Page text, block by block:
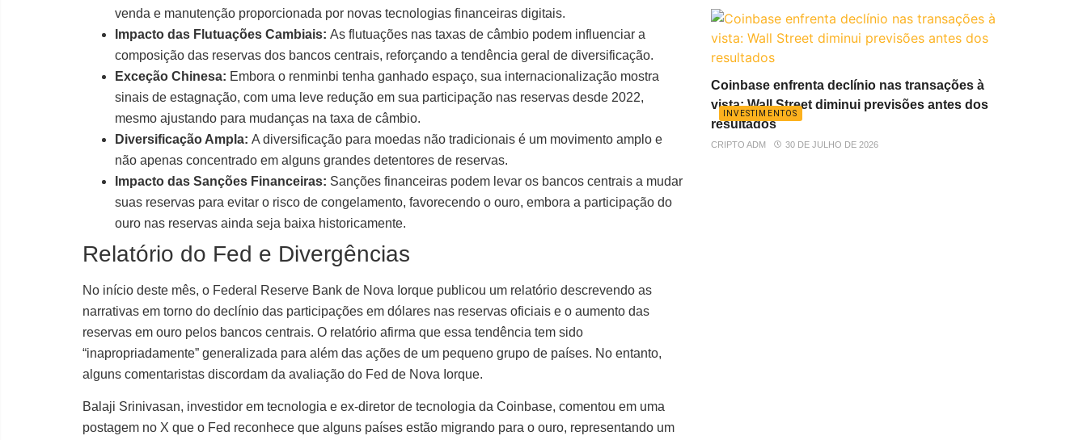
venda e manutenção proporcionada por novas tecnologias financeiras digitais.
Impacto das Flutuações Cambiais: As flutuações nas taxas de câmbio podem influenciar a
composição das reservas dos bancos centrais, reforçando a tendência geral de diversificação.
Exceção Chinesa: Embora o renminbi tenha ganhado espaço, sua internacionalização mostra
sinais de estagnação, com uma leve redução em sua participação nas reservas desde 2022,
mesmo ajustando para mudanças na taxa de câmbio.
Diversificação Ampla: A diversificação para moedas não tradicionais é um movimento amplo e
não apenas concentrado em alguns grandes detentores de reservas.
Impacto das Sanções Financeiras: Sanções financeiras podem levar os bancos centrais a mudar
suas reservas para evitar o risco de congelamento, favorecendo o ouro, embora a participação do
ouro nas reservas ainda seja baixa historicamente.
Relatório do Fed e Divergências
No início deste mês, o Federal Reserve Bank de Nova Iorque publicou um relatório descrevendo as
narrativas em torno do declínio das participações em dólares nas reservas oficiais e o aumento das
reservas em ouro pelos bancos centrais. O relatório afirma que essa tendência tem sido
“inapropriadamente” generalizada para além das ações de um pequeno grupo de países. No entanto,
alguns comentaristas discordam da avaliação do Fed de Nova Iorque.
Balaji Srinivasan, investidor em tecnologia e ex-diretor de tecnologia da Coinbase, comentou em uma
postagem no X que o Fed reconhece que alguns países estão migrando para o ouro, representando um
INVESTIMENTOS
Coinbase enfrenta declínio nas transações à
vista: Wall Street diminui previsões antes dos
resultados
CRIPTO ADM 30 DE JULHO DE 2026